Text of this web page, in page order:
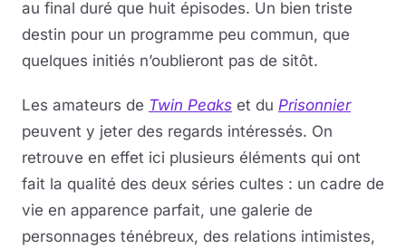
au final duré que huit épisodes. Un bien triste
destin pour un programme peu commun, que
quelques initiés n’oublieront pas de sitôt.
Les amateurs de Twin Peaks et du Prisonnier
peuvent y jeter des regards intéressés. On
retrouve en effet ici plusieurs éléments qui ont
fait la qualité des deux séries cultes : un cadre de
vie en apparence parfait, une galerie de
personnages ténébreux, des relations intimistes,